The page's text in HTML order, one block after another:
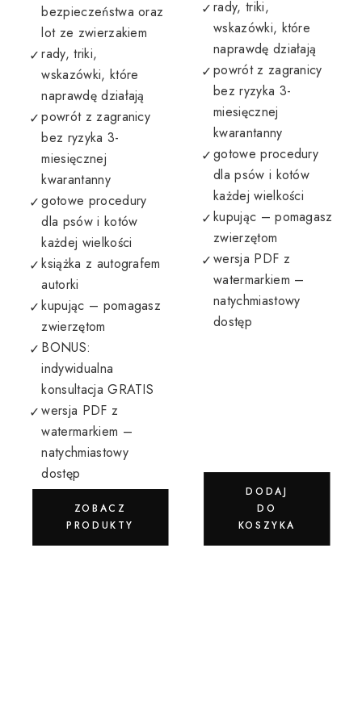
bezpieczeństwa oraz
lot ze zwierzakiem
rady, triki,
wskazówki, które
naprawdę działają
powrót z zagranicy
bez ryzyka 3-
miesięcznej
kwarantanny
gotowe procedury
dla psów i kotów
każdej wielkości
książka z autografem
autorki
kupując – pomagasz
zwierzętom
BONUS:
indywidualna
konsultacja GRATIS
wersja PDF z
watermarkiem –
natychmiastowy
dostęp
ZOBACZ
PRODUKTY
rady, triki,
wskazówki, które
naprawdę działają
powrót z zagranicy
bez ryzyka 3-
miesięcznej
kwarantanny
gotowe procedury
dla psów i kotów
każdej wielkości
kupując – pomagasz
zwierzętom
wersja PDF z
watermarkiem –
natychmiastowy
dostęp
DODAJ
DO
KOSZYKA